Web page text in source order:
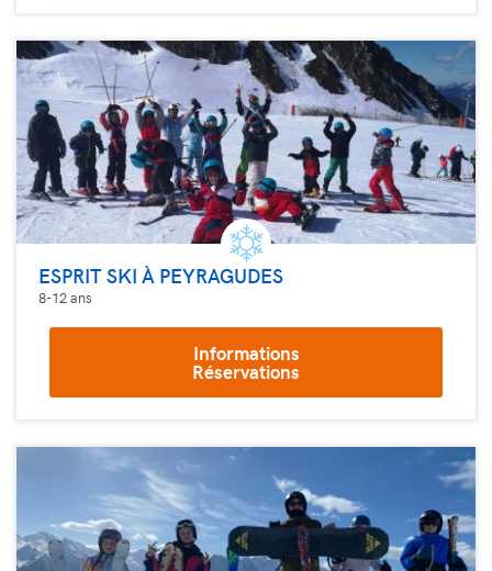
ESPRIT SKI À PEYRAGUDES
8-12 ans
Informations
Réservations